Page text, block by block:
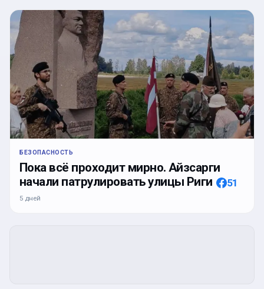
БЕЗОПАСНОСТЬ
Пока всё проходит мирно. Айзсарги
начали патрулировать улицы Риги
51
5 дней